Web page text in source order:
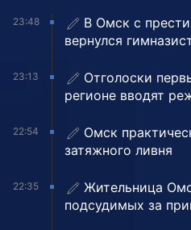
23:48
В Омск с
вернулся
23:13
Отголоски
регионе вводят
22:54
Омск
затяжного ливня
22:35
Жительница
подсудимых за